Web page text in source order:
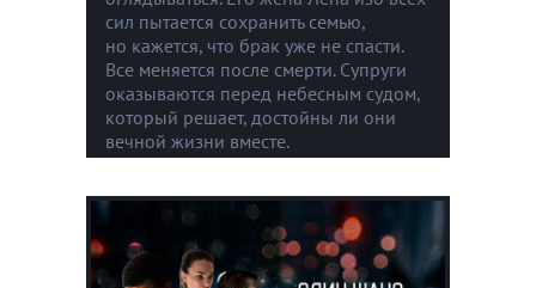
сил пытается сохранить семью,
но кажется, что брак уже не спасти.
Все меняется после смерти. Супруги
оказываются перед небесным судом,
который решает, достойны ли они
вечной жизни вместе.